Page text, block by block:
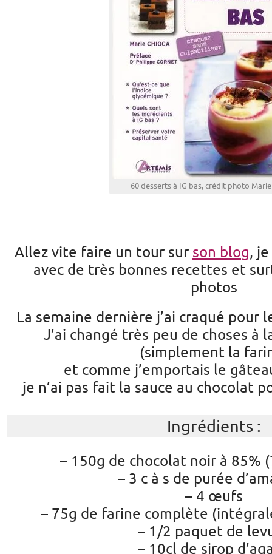
60 desserts à IG bas, crédit photo
Allez vite faire un tour sur son blog,
avec de très bonnes recettes et
photos
La semaine dernière j’ai craqué pour
J’ai changé très peu de choses à
(simplement la
et comme j’emportais le
je n’ai pas fait la sauce au chocolat
Ingrédients :
– 150g de chocolat noir à 85%
– 3 c à s de purée
– 4 œufs
– 75g de farine complète
– 1/2 paquet de
– 10cl de sirop